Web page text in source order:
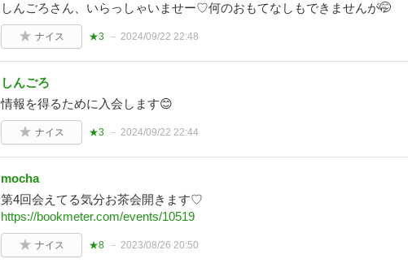
しんごろさん、いらっしゃいませー♡何のおもてなしもできませんが🤭
ナイス ★3 2024/09/22 22:48
しんごろ
情報を得るために入会します😊
ナイス ★3 2024/09/22 22:44
mocha
第4回会えてる気分お茶会開きます♡
https://bookmeter.com/events/10519
ナイス ★8 2023/08/26 20:50